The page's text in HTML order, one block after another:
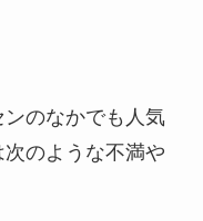
のなかでも人気
のような不満や